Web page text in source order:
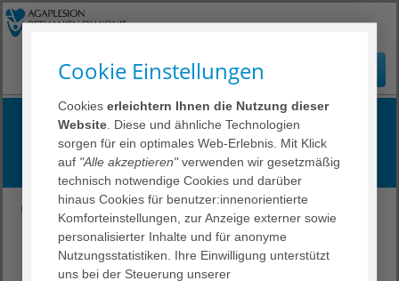
Meinungsbogen
Ihre Meinung ist uns wichtig!
DRN
Ihre Meinung ist uns wichtig!
Cookie Einstellungen
Cookieserleichtern Ihnen die Nutzung dieser
Website . Diese und ähnliche Technologien
sorgen für ein optimales Web-Erlebnis. Mit Klick
auf "Alle akzeptieren"verwenden wir gesetzmäßig
technisch notwendige Cookies und darüber
hinaus Cookies für benutzer:innenorientierte
Komforteinstellungen, zur Anzeige externer sowie
personalisierter Inhalte und für anonyme
Nutzungsstatistiken. Ihre Einwilligung unterstützt
uns bei der Steuerung unserer